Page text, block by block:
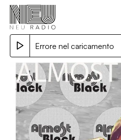
Errore nel caricamento